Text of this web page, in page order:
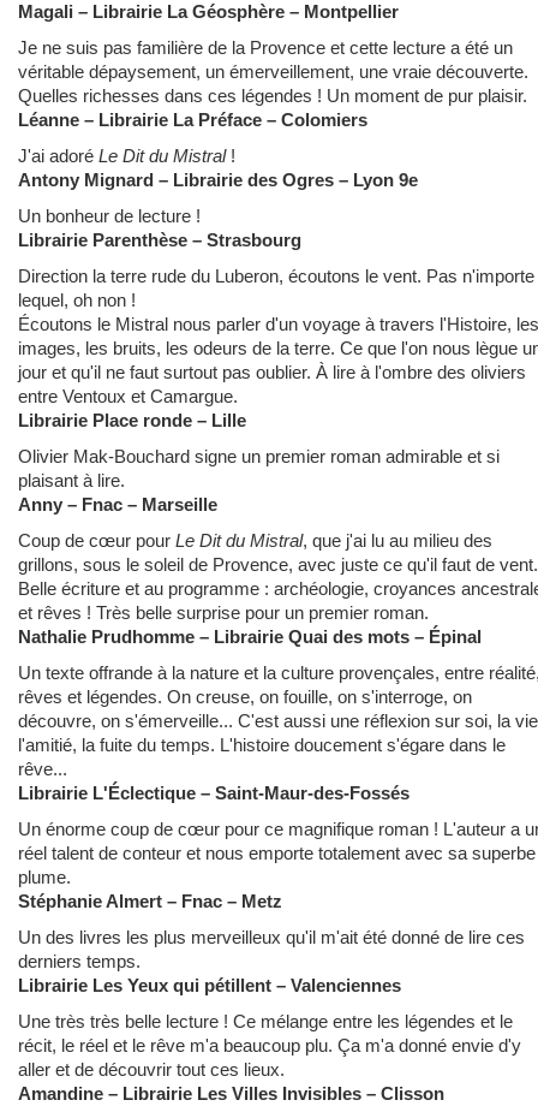
Magali – Librairie La Géosphère – Montpellier
Je ne suis pas familière de la Provence et cette lecture a été un
véritable dépaysement, un émerveillement, une vraie découverte.
Quelles richesses dans ces légendes ! Un moment de pur plaisir.
Léanne – Librairie La Préface – Colomiers
J'ai adoré Le Dit du Mistral!
Antony Mignard – Librairie des Ogres – Lyon 9e
Un bonheur de lecture !
Librairie Parenthèse – Strasbourg
Direction la terre rude du Luberon, écoutons le vent. Pas n'importe
lequel, oh non !
Écoutons le Mistral nous parler d'un voyage à travers l'Histoire, les
images, les bruits, les odeurs de la terre. Ce que l'on nous lègue
jour et qu'il ne faut surtout pas oublier. À lire à l'ombre des oliviers
entre Ventoux et Camargue.
Librairie Place ronde – Lille
Olivier Mak-Bouchard signe un premier roman admirable et si
plaisant à lire.
Anny – Fnac – Marseille
Coup de cœur pour Le Dit du Mistral, que j'ai lu au milieu des
grillons, sous le soleil de Provence, avec juste ce qu'il faut de vent.
Belle écriture et au programme : archéologie, croyances
et rêves ! Très belle surprise pour un premier roman.
Nathalie Prudhomme – Librairie Quai des mots – Épinal
Un texte offrande à la nature et la culture provençales, entre
rêves et légendes. On creuse, on fouille, on s'interroge, on
découvre, on s'émerveille... C'est aussi une réflexion sur soi, la
l'amitié, la fuite du temps. L'histoire doucement s'égare dans le
rêve...
Librairie L'Éclectique – Saint-Maur-des-Fossés
Un énorme coup de cœur pour ce magnifique roman ! L'auteur a
réel talent de conteur et nous emporte totalement avec sa superbe
plume.
Stéphanie Almert – Fnac – Metz
Un des livres les plus merveilleux qu'il m'ait été donné de lire ces
derniers temps.
Librairie Les Yeux qui pétillent – Valenciennes
Une très très belle lecture ! Ce mélange entre les légendes et le
récit, le réel et le rêve m'a beaucoup plu. Ça m'a donné envie d'y
aller et de découvrir tout ces lieux.
Amandine – Librairie Les Villes Invisibles – Clisson